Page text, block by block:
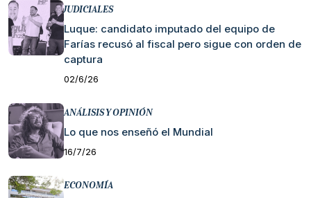
JUDICIALES
Luque: candidato imputado del equipo de
Farías recusó al fiscal pero sigue con orden de
captura
02/6/26
ANÁLISIS Y OPINIÓN
Lo que nos enseñó el Mundial
16/7/26
ECONOMÍA